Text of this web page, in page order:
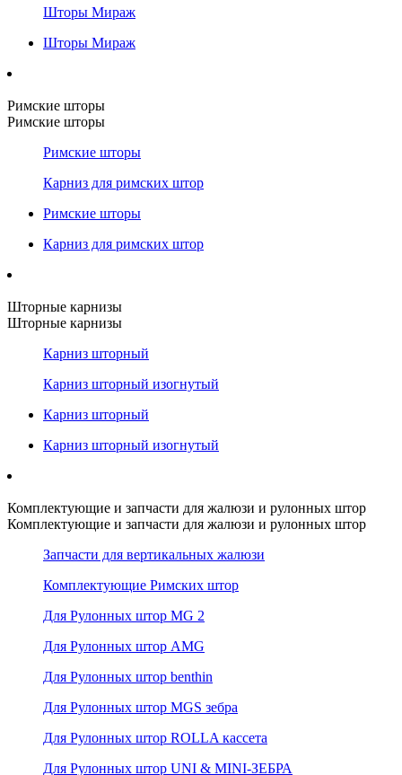
Шторы Мираж
Шторы Мираж
Римские шторы
Римские шторы
Римские шторы
Карниз для римских штор
Римские шторы
Карниз для римских штор
Шторные карнизы
Шторные карнизы
Карниз шторный
Карниз шторный изогнутый
Карниз шторный
Карниз шторный изогнутый
Комплектующие и запчасти для жалюзи и рулонных штор
Комплектующие и запчасти для жалюзи и рулонных штор
Запчасти для вертикальных жалюзи
Комплектующие Римских штор
Для Рулонных штор MG 2
Для Рулонных штор AMG
Для Рулонных штор benthin
Для Рулонных штор MGS зебра
Для Рулонных штор ROLLA кассета
Для Рулонных штор UNI & MINI-ЗЕБРА